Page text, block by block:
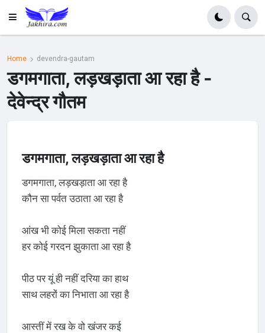
Home devendra-gautam
डगमगाता, लड़खड़ाता आ रहा है -
देवेन्द्र गौतम
डगमगाता, लड़खड़ाता आ रहा है
डगमगाता, लड़खड़ाता आ रहा है
कौन सा पर्वत उठाता आ रहा है
आंख भी कोई मिला सकता नहीं
हर कोई गरदन झुकाता आ रहा है
पीठ पर यूं ही नहीं दरिया का हाथ
साथ लहरों का निभाता आ रहा है
आस्तीं में रख के वो खंजर कई